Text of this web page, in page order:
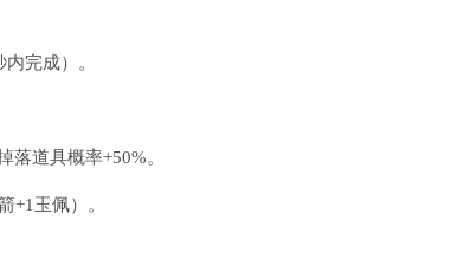
完成）。
落道具概率+50%。
+1玉佩）。